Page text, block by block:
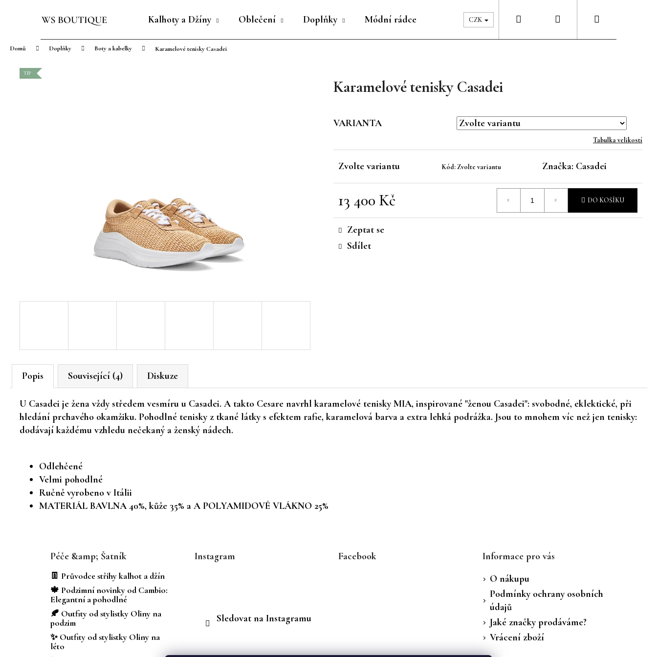
Kalhoty a Džíny Oblečení Doplňky Módní rádce Péče & Šatník Kontakty
CZK Přihlášení
Domů Doplňky Boty a kabelky Karamelové tenisky Casadei
Karamelové tenisky Casadei
VARIANTA
Tabulka velikostí
Zvolte variantu Kód: Zvolte variantu Značka: Casadei
13 400 Kč
Měrná
cena:
DO KOŠÍKU
Zeptat se
Sdílet
TIP
Popis Související (4) Diskuze
U Casadei je žena vždy středem vesmíru u Casadei. A takto Cesare navrhl karamelové tenisky MIA, inspirované "ženou Casadei": svobodné, eklektické, při
hledání prchavého okamžiku. Pohodlné tenisky z tkané látky s efektem rafie, karamelová barva a extra lehká podrážka. Jsou to mnohem víc než jen tenisky:
dodávají každému vzhledu nečekaný a ženský nádech.
Odlehčené
Velmi pohodlné
Ručně vyrobeno v Itálii
MATERIÁL BAVLNA 40%, kůže 35% a A POLYAMIDOVÉ VLÁKNO 25%
Zpět
obchodu
Zpět
obchodu
HLEDAT
Péče &amp; Šatník
👖 Průvodce střihy kalhot a džín
🍁 Podzimní novinky od Cambio:
Elegantní a pohodlné
🍂 Outfity od stylistky Oliny na
podzim
✨ Outfity od stylistky Oliny na
léto
Instagram
Sledovat na Instagramu
Facebook
Informace pro vás
O nákupu
Podmínky ochrany osobních
údajů
Jaké značky prodáváme?
Vrácení zboží